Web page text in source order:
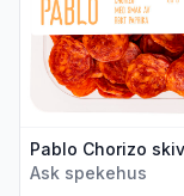
Ask spekehus